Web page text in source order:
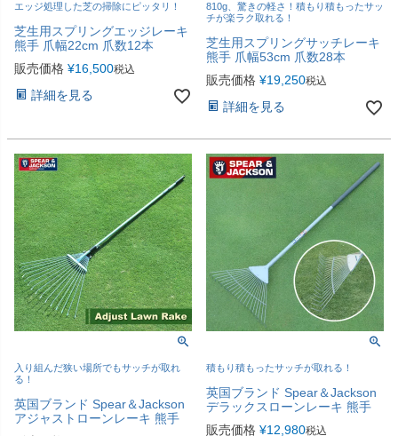
エッジ処理した芝の掃除にピッタリ！
芝生用スプリングエッジレーキ
熊手 爪幅22cm 爪数12本
販売価格 ¥16,500税込
詳細を見る
810g、驚きの軽さ！積もり積もったサッ
チが楽ラク取れる！
芝生用スプリングサッチレーキ
熊手 爪幅53cm 爪数28本
販売価格 ¥19,250税込
詳細を見る
入り組んだ狭い場所でもサッチが取れ
る！
英国ブランド Spear＆Jackson
アジャストローンレーキ 熊手
積もり積もったサッチが取れる！
英国ブランド Spear＆Jackson
デラックスローンレーキ 熊手
販売価格 ¥12,980税込